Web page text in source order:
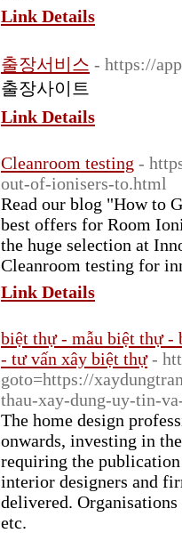
Link Details
출장서비스 - https://
출장사이트
Link Details
Cleanroom testing -
out-of-ionisers-to.html
Read our blog "How to
best offers for Room
the huge selection at
Cleanroom testing for
Link Details
biệt thự - mẫu biệt thự -
- tư vấn xây biệt thự -
goto=https://
thau-xay-dung-uy-tin-
The home design
onwards, investing in
requiring the
interior designers and
delivered.
etc.